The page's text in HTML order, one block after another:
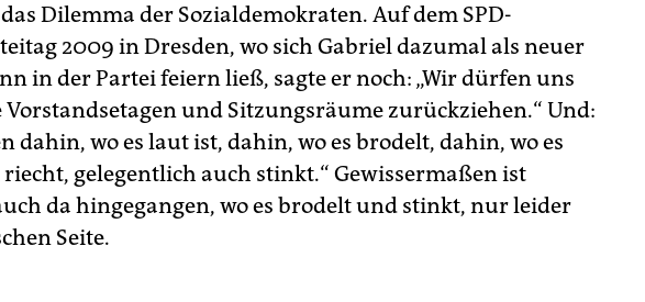
Dilemma der Sozialdemokraten. Auf dem SPD-
2009 in Dresden, wo sich Ga­briel dazumal als neuer
in der Partei feiern ließ, sagte er noch: „Wir dürfen uns
und Sitzungsräume zurückziehen.“ Und:
dahin, wo es laut ist, dahin, wo es brodelt, dahin, wo es
gelegentlich auch stinkt.“ Gewissermaßen ist
da hingegangen, wo es brodelt und stinkt, nur leider
Seite.